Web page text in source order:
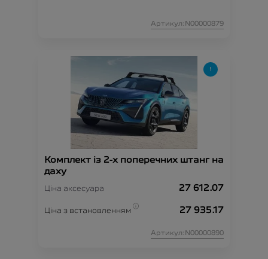
Артикул:N00000879
Комплект із 2-х поперечних штанг на
даху
Ціна аксесуара 27 612.07
Ціна з встановленням 27 935.17
Артикул:N00000890